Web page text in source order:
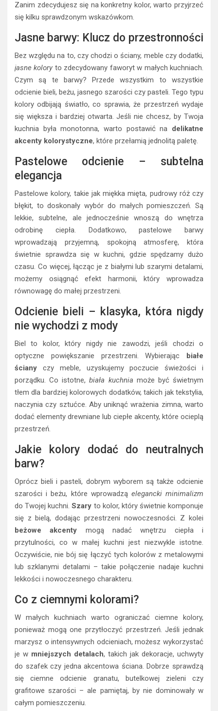
Zanim zdecydujesz się na konkretny kolor, warto przyjrzeć
się kilku sprawdzonym wskazówkom.
Jasne barwy: Klucz do przestronności
Bez względu na to, czy chodzi o ściany, meble czy dodatki,
jasne kolory to zdecydowany faworyt w małych kuchniach.
Czym są te barwy? Przede wszystkim to wszystkie
odcienie bieli, beżu, jasnego szarości czy pasteli. Tego typu
kolory odbijają światło, co sprawia, że przestrzeń wydaje
się większa i bardziej otwarta. Jeśli nie chcesz, by Twoja
kuchnia była monotonna, warto postawić na delikatne
akcenty kolorystyczne, które przełamią jednolitą paletę.
Pastelowe odcienie – subtelna
elegancja
Pastelowe kolory, takie jak miękka mięta, pudrowy róż czy
błękit, to doskonały wybór do małych pomieszczeń. Są
lekkie, subtelne, ale jednocześnie wnoszą do wnętrza
odrobinę ciepła. Dodatkowo, pastelowe barwy
wprowadzają przyjemną, spokojną atmosferę, która
świetnie sprawdza się w kuchni, gdzie spędzamy dużo
czasu. Co więcej, łącząc je z białymi lub szarymi detalami,
możemy osiągnąć efekt harmonii, który wprowadza
równowagę do małej przestrzeni.
Odcienie bieli – klasyka, która nigdy
nie wychodzi z mody
Biel to kolor, który nigdy nie zawodzi, jeśli chodzi o
optyczne powiększanie przestrzeni. Wybierając
białe
ściany czy meble, uzyskujemy poczucie świeżości i
porządku. Co istotne,biała kuchnia może być świetnym
tłem dla bardziej kolorowych dodatków, takich jak tekstylia,
naczynia czy sztućce. Aby uniknąć wrażenia zimna, warto
dodać elementy drewniane lub ciepłe akcenty, które ocieplą
przestrzeń.
Jakie kolory dodać do neutralnych
barw?
Oprócz bieli i pasteli, dobrym wyborem są także odcienie
szarości i beżu, które wprowadzą elegancki minimalizm
do Twojej kuchni.Szary to kolor, który świetnie komponuje
się z bielą, dodając przestrzeni nowoczesności. Z kolei
beżowe akcenty mogą nadać wnętrzu ciepła i
przytulności, co w małej kuchni jest niezwykle istotne.
Oczywiście, nie bój się łączyć tych kolorów z metalowymi
lub szklanymi detalami – takie połączenie nadaje kuchni
lekkości i nowoczesnego charakteru.
Co z ciemnymi kolorami?
W małych kuchniach warto ograniczać ciemne kolory,
ponieważ mogą one przytłoczyć przestrzeń. Jeśli jednak
marzysz o intensywnych odcieniach, możesz wykorzystać
je w mniejszych detalach, takich jak dekoracje, uchwyty
do szafek czy jedna akcentowa ściana. Dobrze sprawdzą
się ciemne odcienie granatu, butelkowej zieleni czy
grafitowe szarości – ale pamiętaj, by nie dominowały w
całym pomieszczeniu.